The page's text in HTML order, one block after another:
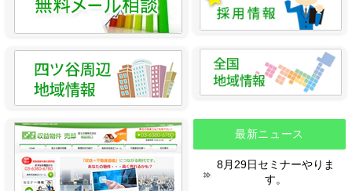
最新ニュース
8月29日セミナーやりま
す。